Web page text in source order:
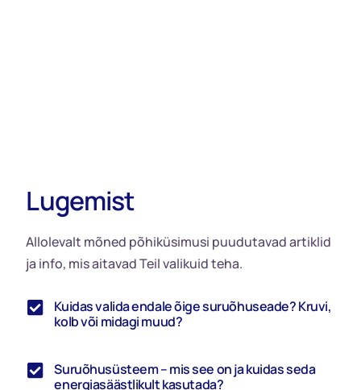
Lugemist
Allolevalt mõned põhiküsimusi puudutavad artiklid
ja info, mis aitavad Teil valikuid teha.
Kuidas valida endale õige suruõhuseade? Kruvi,
kolb või midagi muud?
Suruõhusüsteem – mis see on ja kuidas seda
energiasäästlikult kasutada?